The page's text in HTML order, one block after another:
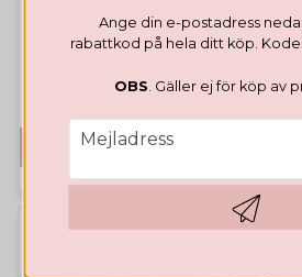
52,65 DKK
KÖP
Ange din e-postadress
rabattkod på hela ditt köp.
OBS . Gäller ej för köp av
email
Mejladress